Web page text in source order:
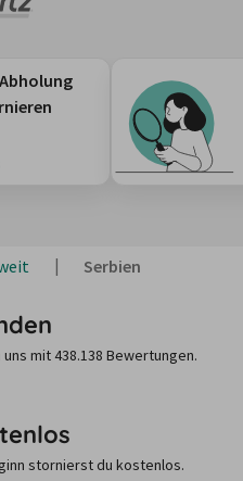
Serbien
mit 438.138 Bewertungen.
stornierst du kostenlos.